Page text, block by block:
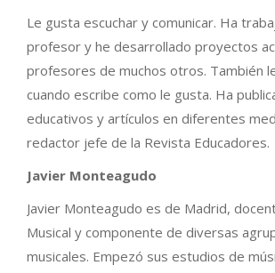
Le gusta escuchar y comunicar. Ha
profesor y he desarrollado proyectos
profesores de muchos otros. También
cuando escribe como le gusta. Ha
educativos y artículos en diferentes
redactor jefe de la Revista Educadores.
Javier Monteagudo
Javier Monteagudo es de Madrid,
Musical y componente de diversas
musicales. Empezó sus estudios de